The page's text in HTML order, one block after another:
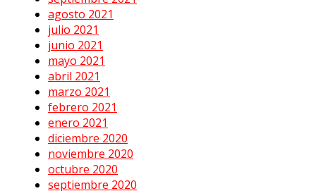
agosto 2021
julio 2021
junio 2021
mayo 2021
abril 2021
marzo 2021
febrero 2021
enero 2021
diciembre 2020
noviembre 2020
octubre 2020
septiembre 2020